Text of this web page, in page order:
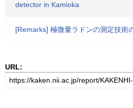
detector in Kamioka
[Remarks] 極微量ラドンの測定技術
URL: